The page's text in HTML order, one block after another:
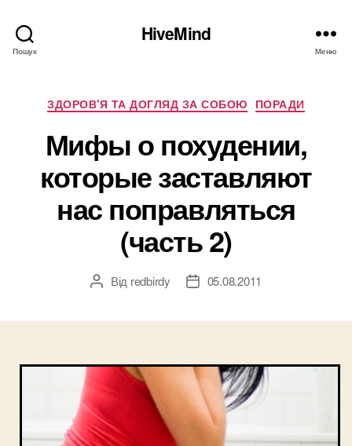
Пошук
HiveMind
Меню
Категорії
ЗДОРОВ'Я ТА ДОГЛЯД ЗА СОБОЮ ПОРАДИ
Мифы о похудении,
которые заставляют
нас поправляться
(часть 2)
Автор
Від redbirdy
Дата05.08.2011